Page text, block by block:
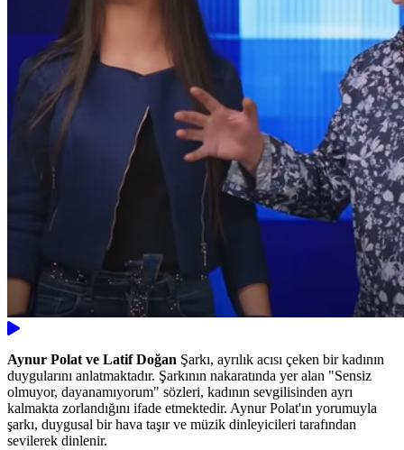
Aynur Polat ve Latif Doğan Şarkı, ayrılık acısı çeken bir kadının
duygularını anlatmaktadır. Şarkının nakaratında yer alan "Sensiz
olmuyor, dayanamıyorum" sözleri, kadının sevgilisinden ayrı
kalmakta zorlandığını ifade etmektedir. Aynur Polat'ın yorumuyla
şarkı, duygusal bir hava taşır ve müzik dinleyicileri tarafından
sevilerek dinlenir.